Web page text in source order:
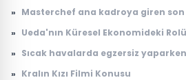
» Masterchef ana kadroya giren son
oldu?
» Ueda'nın Küresel Ekonomideki Rolü
» Sıcak havalarda egzersiz
» Kralın Kızı Filmi Konusu